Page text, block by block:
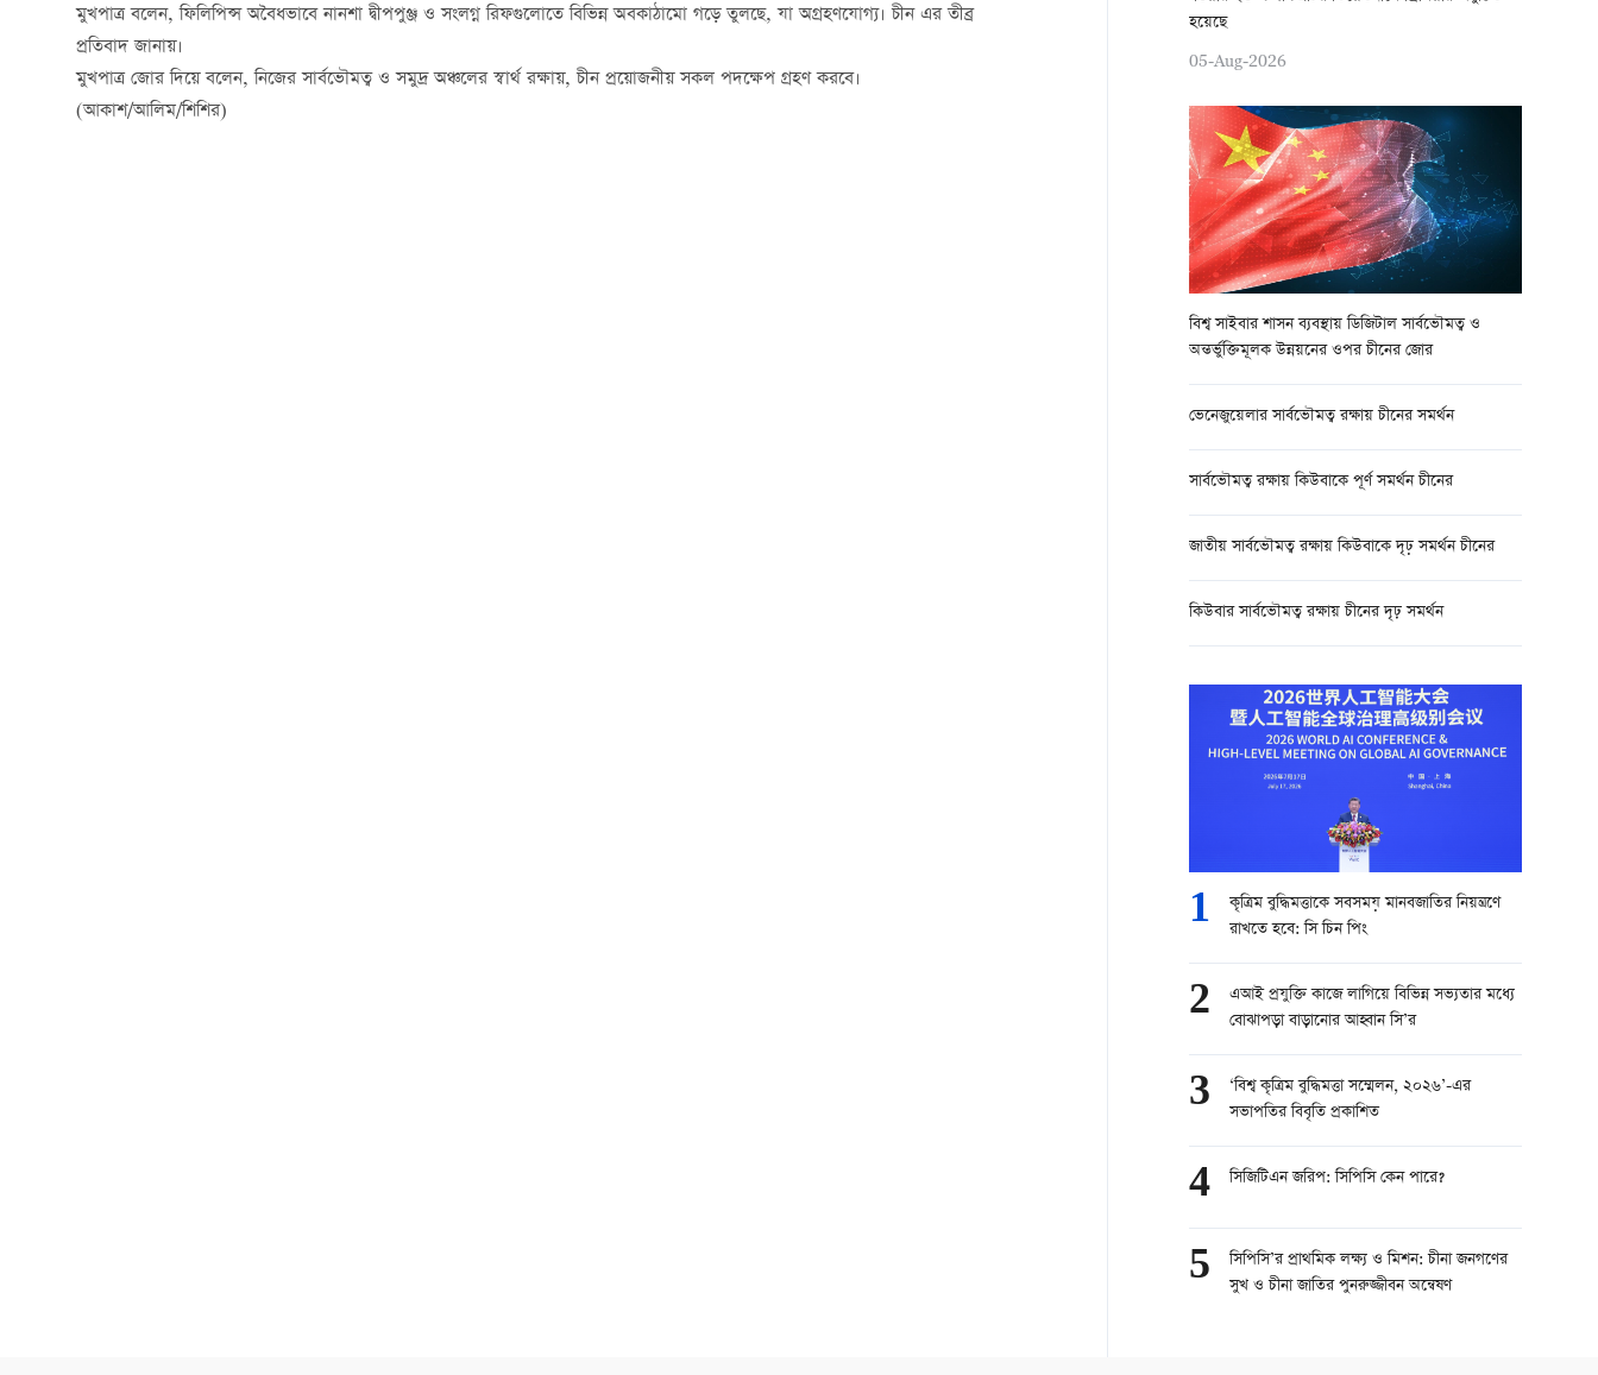
মুখপাত্র বলেন, ফিলিপিন্স অবৈধভাবে নানশা দ্বীপপুঞ্জ ও সংলগ্ন রিফগুলোতে বিভিন্ন অবকাঠামো গড়ে তুলছে, যা অগ্রহণযোগ্য। চীন এর তীব্র
প্রতিবাদ জানায়।
মুখপাত্র জোর দিয়ে বলেন, নিজের সার্বভৌমত্ব ও সমুদ্র অঞ্চলের স্বার্থ রক্ষায়, চীন প্রয়োজনীয় সকল পদক্ষেপ গ্রহণ করবে।
(আকাশ/আলিম/শিশির)
হয়েছে
05-Aug-2026
বিশ্ব সাইবার শাসন ব্যবস্থায় ডিজিটাল সার্বভৌমত্ব ও
অন্তর্ভুক্তিমূলক উন্নয়নের ওপর চীনের জোর
ভেনেজুয়েলার সার্বভৌমত্ব রক্ষায় চীনের সমর্থন
সার্বভৌমত্ব রক্ষায় কিউবাকে পূর্ণ সমর্থন চীনের
জাতীয় সার্বভৌমত্ব রক্ষায় কিউবাকে দৃঢ় সমর্থন চীনের
কিউবার সার্বভৌমত্ব রক্ষায় চীনের দৃঢ় সমর্থন
1
কৃত্রিম বুদ্ধিমত্তাকে সবসময় মানবজাতির নিয়ন্ত্রণে
রাখতে হবে: সি চিন পিং
2
এআই প্রযুক্তি কাজে লাগিয়ে বিভিন্ন সভ্যতার মধ্যে
বোঝাপড়া বাড়ানোর আহ্বান সি’র
3
‘বিশ্ব কৃত্রিম বুদ্ধিমত্তা সম্মেলন, ২০২৬’-এর
সভাপতির বিবৃতি প্রকাশিত
4 সিজিটিএন জরিপ: সিপিসি কেন পারে?
5
সিপিসি’র প্রাথমিক লক্ষ্য ও মিশন: চীনা জনগণের
সুখ ও চীনা জাতির পুনরুজ্জীবন অন্বেষণ